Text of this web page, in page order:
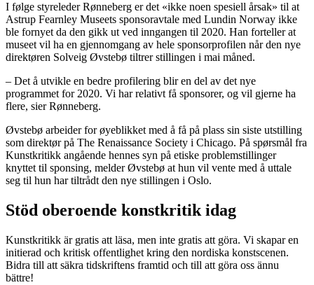
I følge styreleder Rønneberg er det «ikke noen spesiell årsak» til at
Astrup Fearnley Museets sponsoravtale med Lundin Norway ikke
ble fornyet da den gikk ut ved inngangen til 2020. Han forteller at
museet vil ha en gjennomgang av hele sponsorprofilen når den nye
direktøren Solveig Øvstebø tiltrer stillingen i mai måned.
– Det å utvikle en bedre profilering blir en del av det nye
programmet for 2020. Vi har relativt få sponsorer, og vil gjerne ha
flere, sier Rønneberg.
Øvstebø arbeider for øyeblikket med å få på plass sin siste utstilling
som direktør på The Renaissance Society i Chicago. På spørsmål fra
Kunstkritikk angående hennes syn på etiske problemstillinger
knyttet til sponsing, melder Øvstebø at hun vil vente med å uttale
seg til hun har tiltrådt den nye stillingen i Oslo.
Stöd oberoende konstkritik idag
Kunstkritikk är gratis att läsa, men inte gratis att göra. Vi skapar en
initierad och kritisk offentlighet kring den nordiska konstscenen.
Bidra till att säkra tidskriftens framtid och till att göra oss ännu
bättre!